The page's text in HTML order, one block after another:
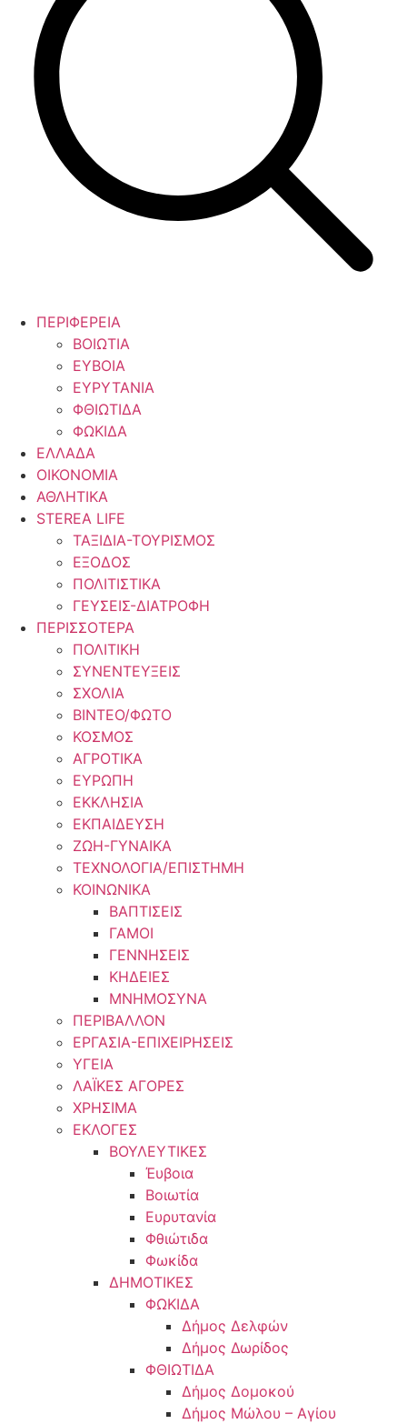
ΠΕΡΙΦΕΡΕΙΑ
ΒΟΙΩΤΙΑ
ΕΥΒΟΙΑ
ΕΥΡΥΤΑΝΙΑ
ΦΘΙΩΤΙΔΑ
ΦΩΚΙΔΑ
ΕΛΛΑΔΑ
ΟΙΚΟΝΟΜΙΑ
ΑΘΛΗΤΙΚΑ
STEREA LIFE
ΤΑΞΙΔΙΑ-ΤΟΥΡΙΣΜΟΣ
ΕΞΟΔΟΣ
ΠΟΛΙΤΙΣΤΙΚΑ
ΓΕΥΣΕΙΣ-ΔΙΑΤΡΟΦΗ
ΠΕΡΙΣΣΟΤΕΡΑ
ΠΟΛΙΤΙΚΗ
ΣΥΝΕΝΤΕΥΞΕΙΣ
ΣΧΟΛΙΑ
ΒΙΝΤΕΟ/ΦΩΤΟ
ΚΟΣΜΟΣ
ΑΓΡΟΤΙΚΑ
ΕΥΡΩΠΗ
ΕΚΚΛΗΣΙΑ
ΕΚΠΑΙΔΕΥΣΗ
ΖΩΗ-ΓΥΝΑΙΚΑ
ΤΕΧΝΟΛΟΓΙΑ/ΕΠΙΣΤΗΜΗ
ΚΟΙΝΩΝΙΚΑ
ΒΑΠΤΙΣΕΙΣ
ΓΑΜΟΙ
ΓΕΝΝΗΣΕΙΣ
ΚΗΔΕΙΕΣ
ΜΝΗΜΟΣΥΝΑ
ΠΕΡΙΒΑΛΛΟΝ
ΕΡΓΑΣΙΑ-ΕΠΙΧΕΙΡΗΣΕΙΣ
ΥΓΕΙΑ
ΛΑΪΚΕΣ ΑΓΟΡΕΣ
ΧΡΗΣΙΜΑ
ΕΚΛΟΓΕΣ
ΒΟΥΛΕΥΤΙΚΕΣ
Έυβοια
Βοιωτία
Ευρυτανία
Φθιώτιδα
Φωκίδα
ΔΗΜΟΤΙΚΕΣ
ΦΩΚΙΔΑ
Δήμος Δελφών
Δήμος Δωρίδος
ΦΘΙΩΤΙΔΑ
Δήμος Δομοκού
Δήμος Μώλου – Αγίου